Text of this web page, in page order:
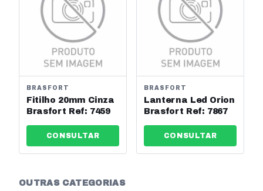
BRASFORT
Fitilho 20mm Cinza
Brasfort Ref: 7459
CONSULTAR
BRASFORT
Lanterna Led Orion
Brasfort Ref: 7867
CONSULTAR
OUTRAS CATEGORIAS